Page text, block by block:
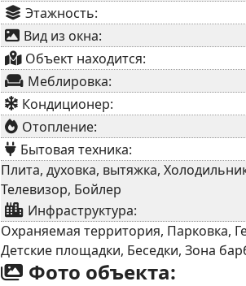
Этажность:
Вид из окна:
Объект находится:
Меблировка:
Кондиционер:
Отопление:
Бытовая техника:
Плита, духовка, вытяжка,
Телевизор, Бойлер
Инфраструктура:
Охраняемая территория, Парковка,
Детские площадки, Беседки, Зона
Фото объекта: